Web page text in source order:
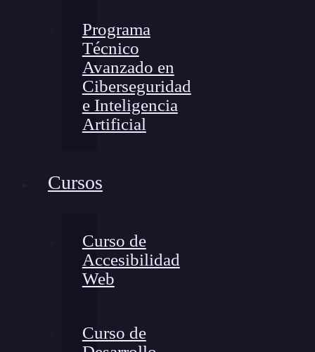
Programa
Técnico
Avanzado en
Ciberseguridad
e Inteligencia
Artificial
Cursos
Curso de
Accesibilidad
Web
Curso de